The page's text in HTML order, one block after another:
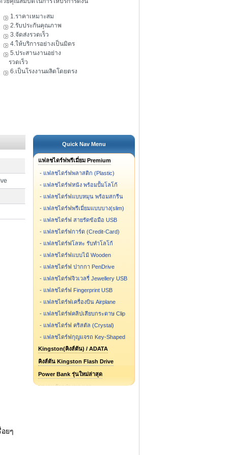
1.ราคาเหมาะสม
2.รับประกันคุณภาพ
3.จัดส่งรวดเร็ว
4.ให้บริการอย่างเป็นมิตร
5.ประสานงานอย่าง
รวดเร็ว
6.เป็นโรงงานผลิตโดยตรง
ยๆ
Quick Nav Menu
แฟลชไดร์ฟพรีเมี่ยม Premium
- แฟลชไดร์ฟพลาสติก (Plastic)
- แฟลชไดร์ฟหนัง พร้อมปั้มโลโก้
- แฟลชไดร์ฟแบบหมุน พร้อมสกรีน
- แฟลชไดร์ฟพรีเมี่ยมแบบบาง(slim)
- แฟลชไดร์ฟ สายรัดข้อมือ USB
- แฟลชไดร์ฟการ์ด (Credit-Card)
- แฟลชไดร์ฟโลหะ รับทำโลโก้
- แฟลชไดร์ฟแบบไม้ Wooden
- แฟลชไดร์ฟ ปากกา PenDrive
- แฟลชไดร์ฟจิวเวลรี่ Jewellery USB
- แฟลชไดร์ฟ Fingerprint USB
- แฟลชไดร์ฟเครื่องบิน Airplane
- แฟลชไดร์ฟคลิปเสียบกระดาษ Clip
- แฟลชไดร์ฟ คริสตัล (Crystal)
- แฟลชไดร์ฟกุญแจรถ Key-Shaped
Kingston(คิงส์ตัน) / ADATA
คิงส์ตัน Kingston Flash Drive
Power Bank รุ่นใหม่ล่าสุด
ผลงานตัวอย่างของเรา